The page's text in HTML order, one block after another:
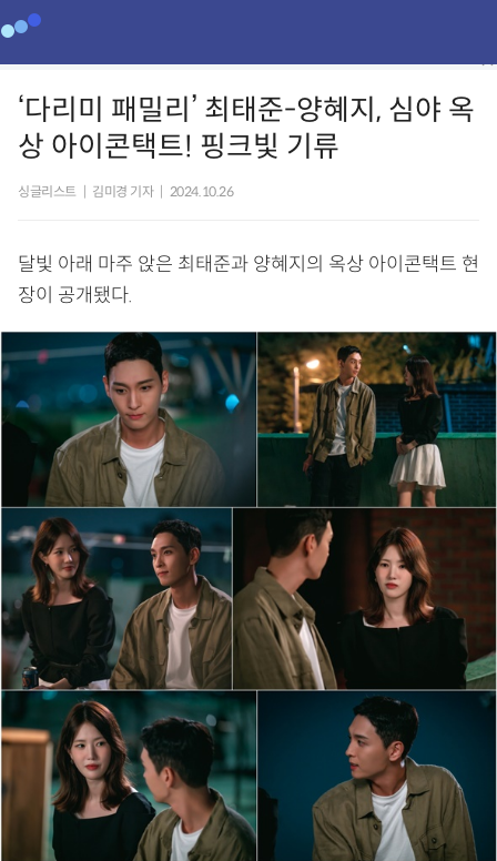
‘다리미 패밀리’ 최태준-양혜지, 심야 옥
상 아이콘택트! 핑크빛 기류
싱글리스트 김미경 기자 2024.10.26
달빛 아래 마주 앉은 최태준과 양혜지의 옥상 아이콘택트 현
장이 공개됐다.